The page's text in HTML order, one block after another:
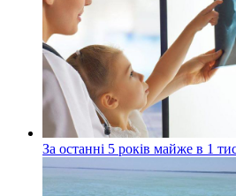
За останні 5 років майже в 1